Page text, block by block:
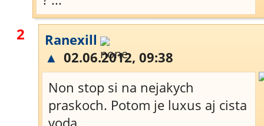
2
Ranexill
▲ 02.06.2012, 09:38
Non stop si na nejakych
praskoch. Potom je luxus aj cista
voda.